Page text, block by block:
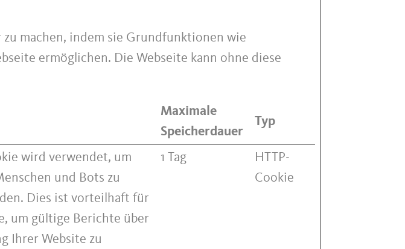
machen, indem sie Grundfunktionen wie
ermöglichen. Die Webseite kann ohne diese
Maximale
Speicherdauer
Typ
wird verwendet, um
und Bots zu
Dies ist vorteilhaft für
um gültige Berichte über
Ihrer Website zu
1 Tag
HTTP-
Cookie